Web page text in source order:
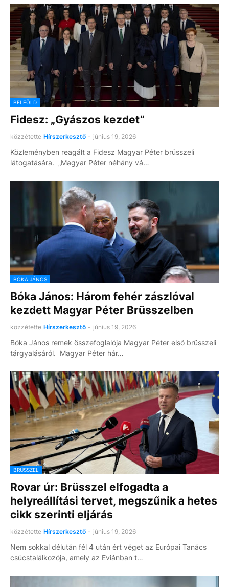
BELFÖLD
Fidesz: „Gyászos kezdet”
közzétette Hírszerkesztő - június 19, 2026
Közleményben reagált a Fidesz Magyar Péter brüsszeli
látogatására. „Magyar Péter néhány vá…
BÓKA JÁNOS
Bóka János: Három fehér zászlóval
kezdett Magyar Péter Brüsszelben
közzétette Hírszerkesztő - június 19, 2026
Bóka János remek összefoglalója Magyar Péter első brüsszeli
tárgyalásáról. Magyar Péter hár…
BRÜSSZEL
Rovar úr: Brüsszel elfogadta a
helyreállítási tervet, megszűnik a hetes
cikk szerinti eljárás
közzétette Hírszerkesztő - június 19, 2026
Nem sokkal délután fél 4 után ért véget az Európai Tanács
csúcstalálkozója, amely az Eviánban t…